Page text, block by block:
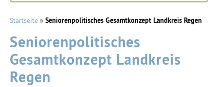
Startseite » Seniorenpolitisches Gesamtkonzept Landkreis Regen
Seniorenpolitisches
Gesamtkonzept Landkreis
Regen